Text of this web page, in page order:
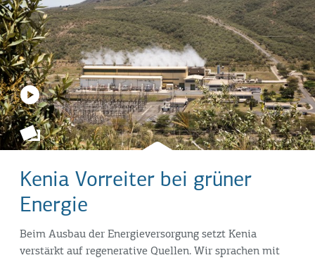
Kenia Vorreiter bei grüner
Energie
Beim Ausbau der Energieversorgung setzt Kenia
verstärkt auf regenerative Quellen. Wir sprachen mit